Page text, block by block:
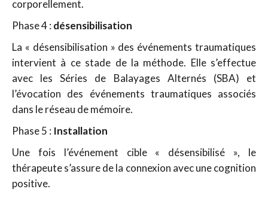
corporellement.
Phase 4 : désensibilisation
La « désensibilisation » des événements traumatiques
intervient à ce stade de la méthode. Elle s’effectue
avec les Séries de Balayages Alternés (SBA) et
l’évocation des événements traumatiques associés
dans le réseau de mémoire.
Phase 5 : Installation
Une fois l’événement cible « désensibilisé », le
thérapeute s’assure de la connexion avec une cognition
positive.